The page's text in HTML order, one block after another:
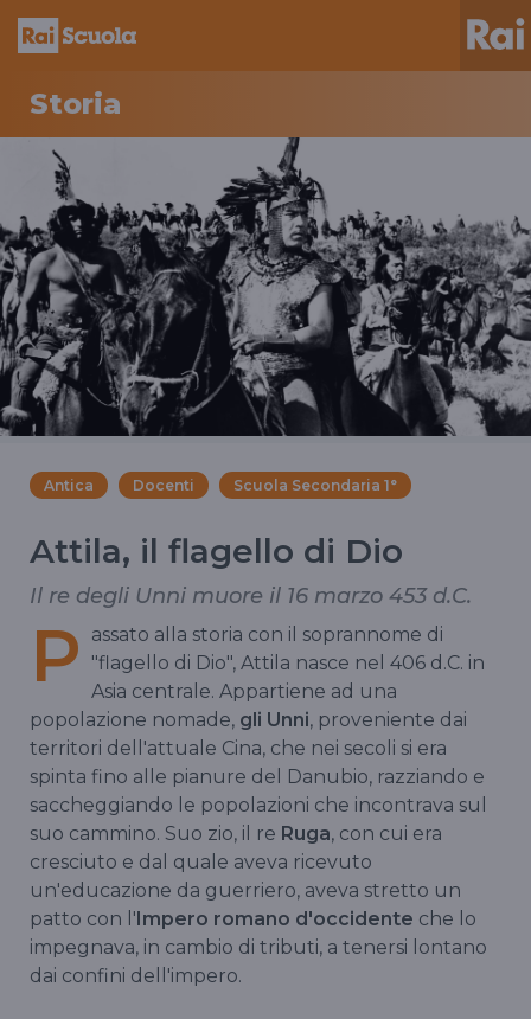
Storia
Antica Docenti Scuola Secondaria 1°
Attila, il flagello di Dio
Il re degli Unni muore il 16 marzo 453 d.C.
P
assato alla storia con il soprannome di
"flagello di Dio", Attila nasce nel 406 d.C. in
Asia centrale. Appartiene ad una
popolazione nomade, gli Unni, proveniente dai
territori dell'attuale Cina, che nei secoli si era
spinta fino alle pianure del Danubio, razziando e
saccheggiando le popolazioni che incontrava sul
suo cammino. Suo zio, il re Ruga, con cui era
cresciuto e dal quale aveva ricevuto
un'educazione da guerriero, aveva stretto un
patto con l' Impero romano d'occidente che lo
impegnava, in cambio di tributi, a tenersi lontano
dai confini dell'impero.